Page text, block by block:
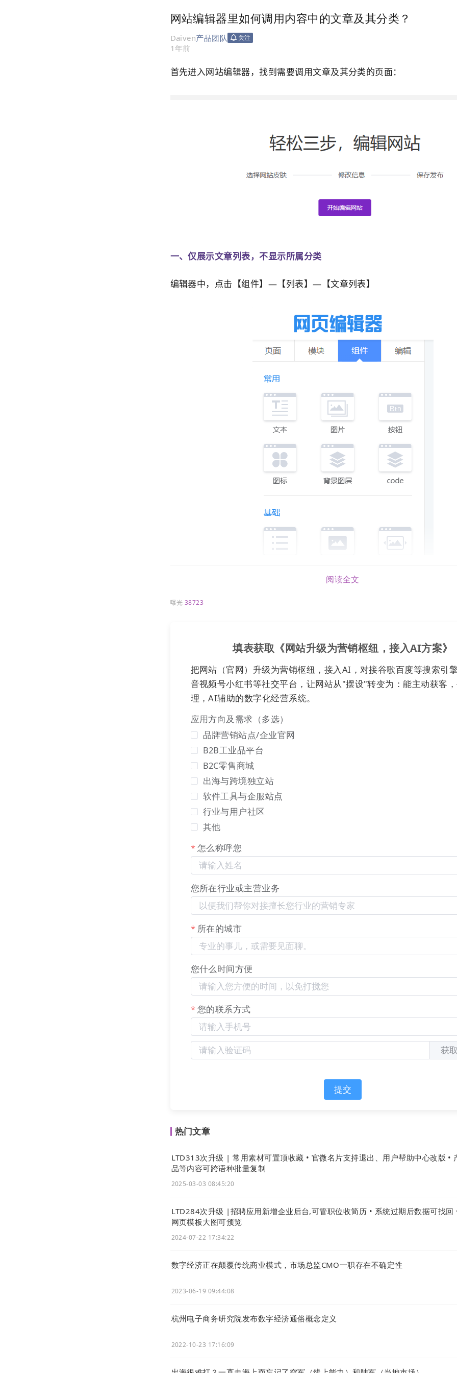
网站编辑器里如何调用内容中的文章及其分类？
Daiven产品团队 关注
1年前
首先进入网站编辑器，找到需要调用文章及其分类的页面：
一、仅展示文章列表，不显示所属分类
编辑器中，点击【组件】—【列表】—【文章列表】
点击【动态获取】，选择需要展示在页面上的文章分类以及分页设置：
选择一个合适的展示样式（下面以列表样式为例），即可将文章列表展示
二、展示文章列表及其所属分类
编辑器中，点击【组件】—【列表】—【分类列表】
阅读全文
曝光 38723
填表获取《网站升级为营销枢纽，接入AI方案》
把网站（官网）升级为营销枢纽，接入AI，对接谷歌百度等搜索引
音视频号小红书等社交平台，让网站从"摆设"转变为：能主动获客
理，AI辅助的数字化经营系统。
应用方向及需求（多选）
品牌营销站点/企业官网
B2B工业品平台
B2C零售商城
出海与跨境独立站
软件工具与企服站点
行业与用户社区
其他
怎么称呼您
您所在行业或主营业务
所在的城市
您什么时间方便
您的联系方式
获
提交
热门文章
LTD313次升级 | 常用素材可置顶收藏 • 官微名片支持退出、用户帮助中心改版 •
品等内容可跨语种批量复制
2025-03-03 08:45:20
LTD284次升级 |招聘应用新增企业后台,可管职位收简历 • 系统过期后数据可找回
网页模板大图可预览
2024-07-22 17:34:22
数字经济正在颠覆传统商业模式，市场总监CMO一职存在不确定性
2023-06-19 09:44:08
杭州电子商务研究院发布数字经济通俗概念定义
2022-10-23 17:16:09